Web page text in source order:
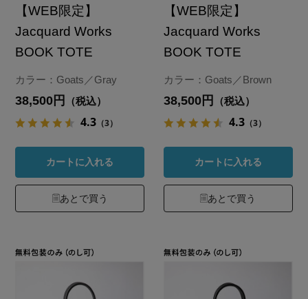
【WEB限定】
Jacquard Works
BOOK TOTE
カラー：Goats／Gray
38,500円 （税込）
4.3 （3）
カートに入れる
あとで買う
【WEB限定】
Jacquard Works
BOOK TOTE
カラー：Goats／Brown
38,500円 （税込）
4.3 （3）
カートに入れる
あとで買う